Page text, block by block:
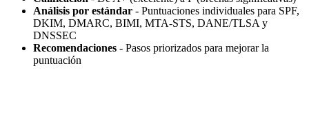
Análisis por estándar - Puntuaciones individuales para SPF,
DKIM, DMARC, BIMI, MTA-STS, DANE/TLSA y
DNSSEC
Recomendaciones - Pasos priorizados para mejorar la
puntuación